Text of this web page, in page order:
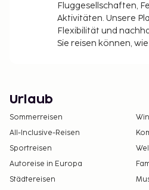
Fluggesellschaften,
Aktivitäten. Unsere
Flexibilität und
Sie reisen können,
Urlaub
Sommerreisen
All-Inclusive-Reisen
Sportreisen
Autoreise in Europa
Städtereisen